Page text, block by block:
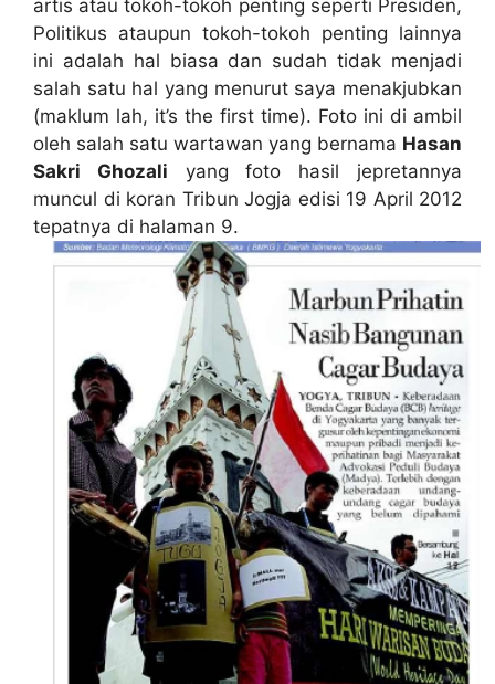
artis atau tokoh-tokoh penting seperti Presiden,
Politikus ataupun tokoh-tokoh penting lainnya
ini adalah hal biasa dan sudah tidak menjadi
salah satu hal yang menurut saya menakjubkan
(maklum lah, it’s the first time). Foto ini di ambil
oleh salah satu wartawan yang bernama Hasan
Sakri Ghozali yang foto hasil jepretannya
muncul di koran Tribun Jogja edisi 19 April 2012
tepatnya di halaman 9.